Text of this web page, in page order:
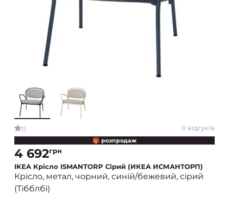
0 0 відгуків
🎁 розпродаж
4 692грн
IKEA Крісло ISMANTORP Сірий (ИКЕА ИСМАНТОРП)
Крісло, метал, чорний, синій/бежевий, сірий
(Тібблбі)